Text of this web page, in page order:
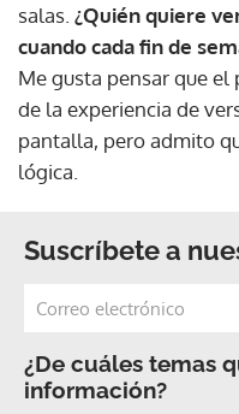
salas. ¿Quién quiere
cuando cada fin de
Me gusta pensar que
de la experiencia de
pantalla, pero admito
lógica.
Suscríbete a
¿De cuáles temas
información?